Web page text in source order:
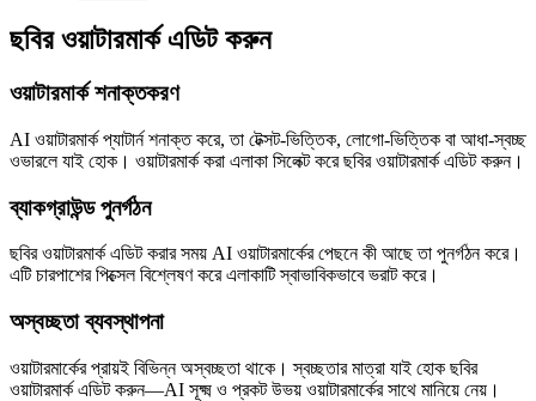
ছবির ওয়াটারমার্ক এডিট করুন
ওয়াটারমার্ক শনাক্তকরণ
AI ওয়াটারমার্ক প্যাটার্ন শনাক্ত করে, তা টেক্সট-ভিত্তিক, লোগো-ভিত্তিক বা আধা-স্বচ্ছ
ওভারলে যাই হোক। ওয়াটারমার্ক করা এলাকা সিলেক্ট করে ছবির ওয়াটারমার্ক এডিট করুন।
ব্যাকগ্রাউন্ড পুনর্গঠন
ছবির ওয়াটারমার্ক এডিট করার সময় AI ওয়াটারমার্কের পেছনে কী আছে তা পুনর্গঠন করে।
এটি চারপাশের পিক্সেল বিশ্লেষণ করে এলাকাটি স্বাভাবিকভাবে ভরাট করে।
অস্বচ্ছতা ব্যবস্থাপনা
ওয়াটারমার্কের প্রায়ই বিভিন্ন অস্বচ্ছতা থাকে। স্বচ্ছতার মাত্রা যাই হোক ছবির
ওয়াটারমার্ক এডিট করুন—AI সূক্ষ্ম ও প্রকট উভয় ওয়াটারমার্কের সাথে মানিয়ে নেয়।